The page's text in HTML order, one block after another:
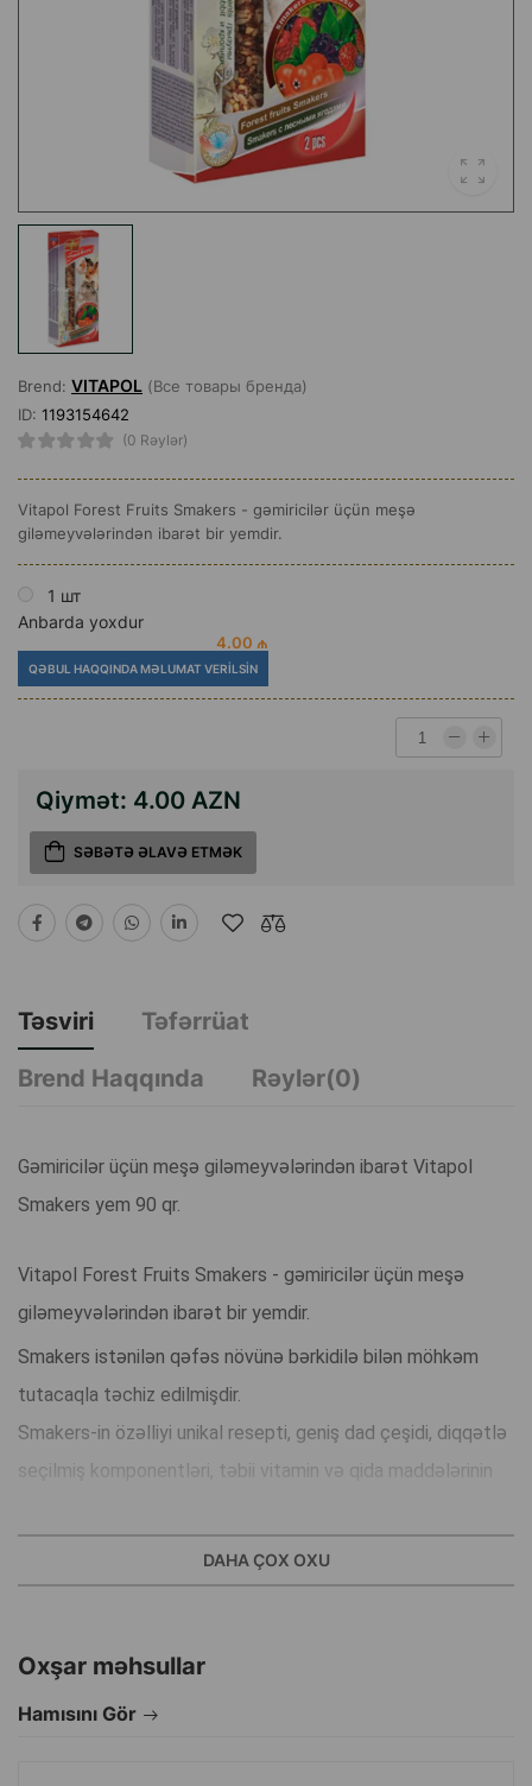
Brend: VITAPOL (Все товары бренда)
ID: 1193154642
(0 Rəylər)
Vitapol Forest Fruits Smakers - gəmiricilər üçün meşə
giləmeyvələrindən ibarət bir yemdir.
1 шт
Anbarda yoxdur
4.00 ₼
QƏBUL HAQQINDA MƏLUMAT VERILSIN
Qiymət: 4.00 AZN
SƏBƏTƏ ƏLAVƏ ETMƏK
Təsviri
Təfərrüat
Brend Haqqında
Rəylər(0)
Gəmiricilər üçün meşə giləmeyvələrindən ibarət Vitapol
Smakers yem 90 qr.
Vitapol Forest Fruits Smakers - gəmiricilər üçün meşə
giləmeyvələrindən ibarət bir yemdir.
Smakers istənilən qəfəs növünə bərkidilə bilən möhkəm
tutacaqla təchiz edilmişdir.
Smakers-in özəlliyi unikal resepti, geniş dad çeşidi, diqqətlə
seçilmiş komponentləri, təbii vitamin və qida maddələrinin
Gəmiricilərin gündəlik rasionunu mükəmməl şəkildə
Qəfəslərin hər hansı bir növünə bərkidilə bilən möhkəm
DAHA ÇOX OXU
Oxşar məhsullar
Hamısını Gör